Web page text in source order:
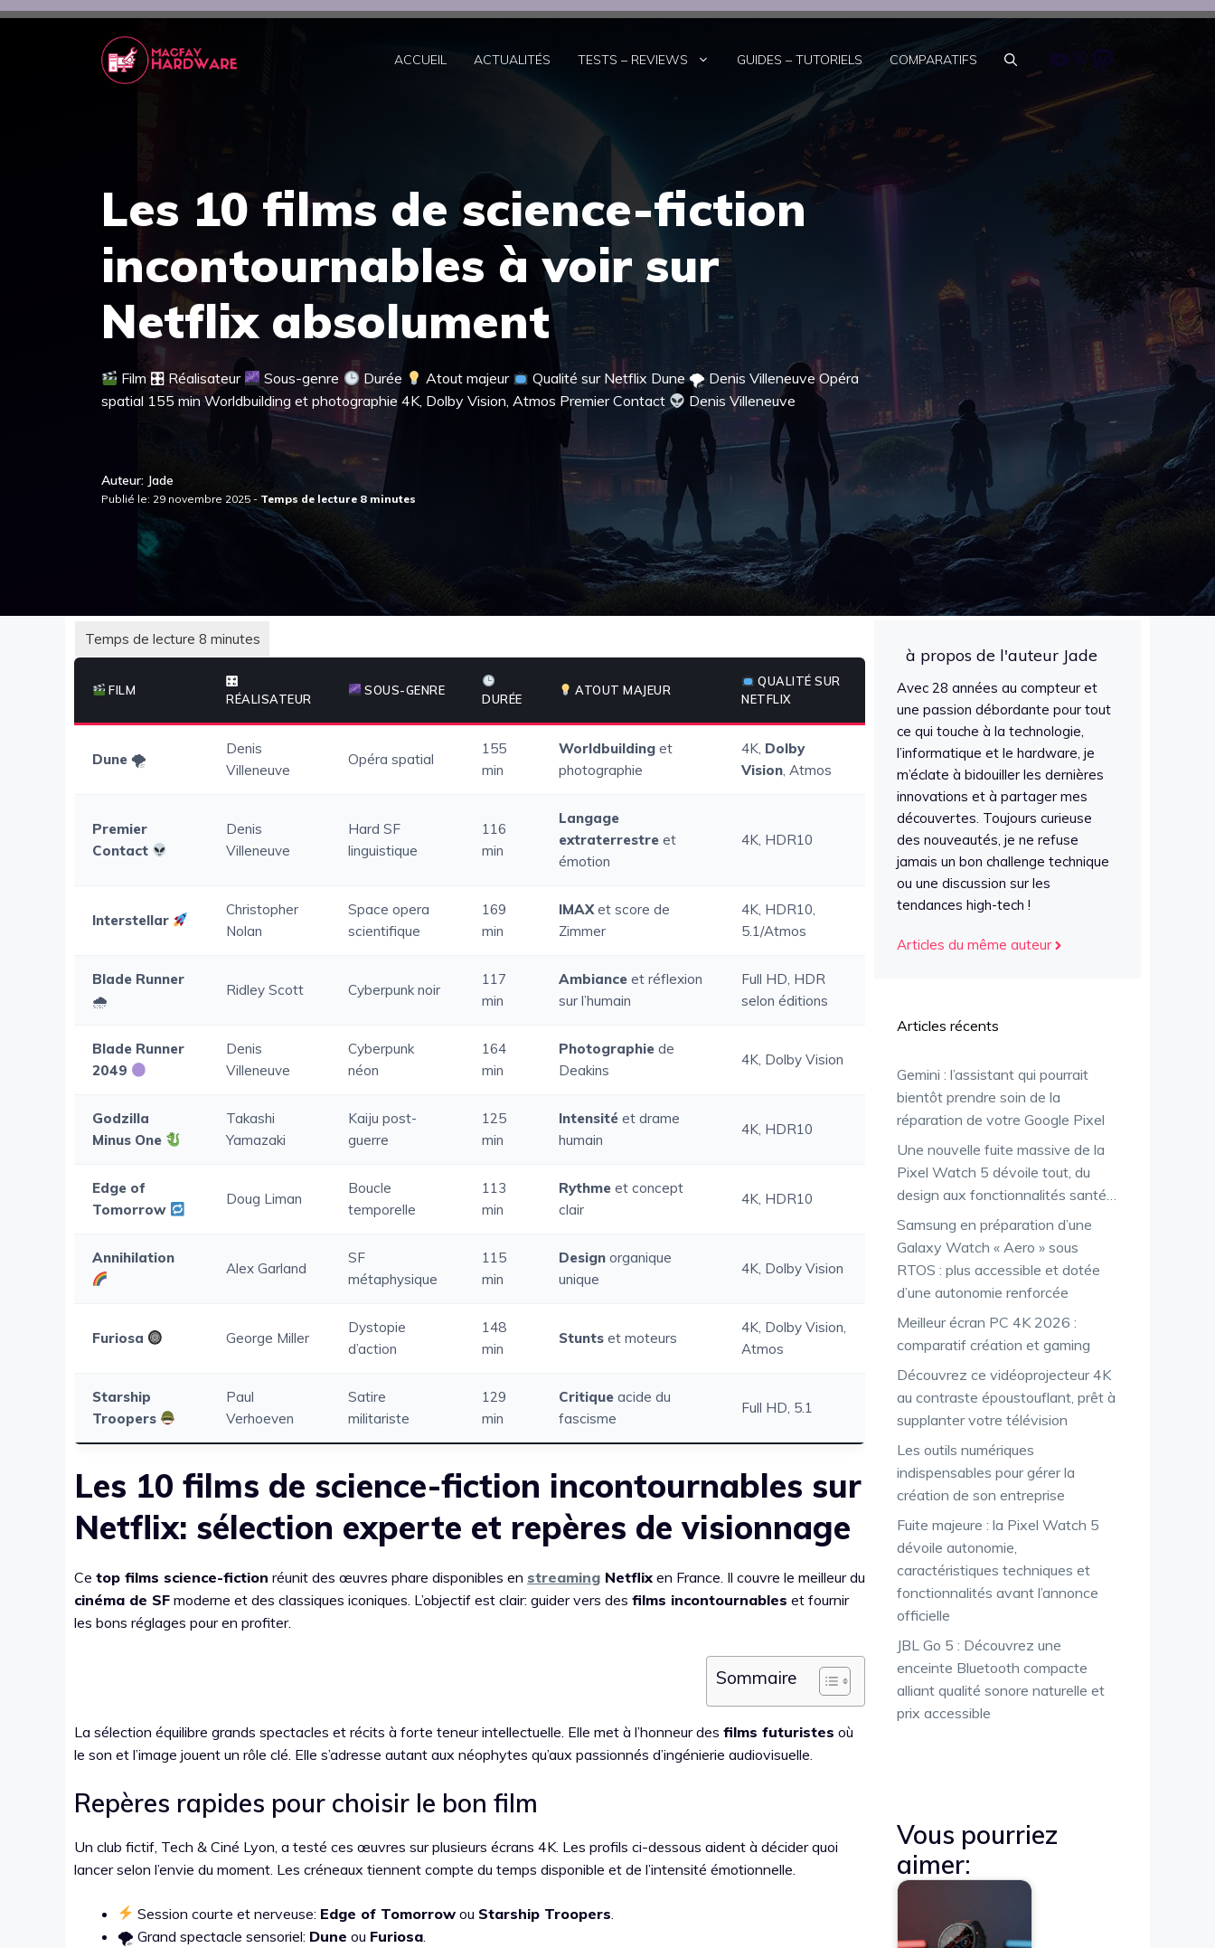
Aller
ACCUEIL ACTUALITÉS TESTS – REVIEWS GUIDES – TUTORIELS COMPARATIFS Youtube
Pinterest
Mastodon
Les 10 films de science-fiction
incontournables à voir sur
Netflix absolument
Film 🎛 Réalisateur Sous-genre Durée Atout majeur
Qualité sur Netflix Dune 🌪 Denis Villeneuve Opéra
spatial 155 min Worldbuilding et photographie 4K, Dolby Vision, Atmos Premier Contact
Denis Villeneuve
Auteur: Jade
Publié le: 29 novembre 2025 -
FILM
🎛
RÉALISATEUR
SOUS-GENRE
DURÉE
ATOUT MAJEUR
QUALITÉ SUR
NETFLIX
Dune 🌪
Denis
Villeneuve
Opéra spatial
155
min
Worldbuilding et
photographie
4K, Dolby
Vision, Atmos
Premier
Contact
Denis
Villeneuve
Hard SF
linguistique
116
min
Langage
extraterrestre et
émotion
4K, HDR10
Interstellar
Christopher
Nolan
Space opera
scientifique
169
min
IMAXet score de
Zimmer
4K, HDR10,
5.1/Atmos
Blade Runner
🌧
Ridley Scott Cyberpunk noir
117
min
Ambiance et réflexion
sur l’humain
Full HD, HDR
selon éditions
Blade Runner
2049
Denis
Villeneuve
Cyberpunk
néon
164
min
Photographie de
Deakins
4K, Dolby Vision
Godzilla
Minus One
Takashi
Yamazaki
Kaiju post-
guerre
125
min
Intensité et drame
humain
4K, HDR10
Edge of
Tomorrow
Doug Liman
Boucle
temporelle
113
min
Rythme et concept
clair
4K, HDR10
Annihilation
Alex Garland
SF
métaphysique
115
min
Design organique
unique
4K, Dolby Vision
Furiosa George Miller
Dystopie
d’action
148
min
Stunts et moteurs
4K, Dolby Vision,
Atmos
Starship
Troopers
Paul
Verhoeven
Satire
militariste
129
min
Critique acide du
fascisme
Full HD, 5.1
Les 10 films de science-fiction incontournables sur
Netflix: sélection experte et repères de visionnage
Ce top films science-fiction réunit des œuvres phare disponibles en streaming Netflix en France. Il couvre le meilleur du
cinéma de SF moderne et des classiques iconiques. L’objectif est clair: guider vers des films incontournables et fournir
les bons réglages pour en profiter.
Sommaire
La sélection équilibre grands spectacles et récits à forte teneur intellectuelle. Elle met à l’honneur des films futuristes où
le son et l’image jouent un rôle clé. Elle s’adresse autant aux néophytes qu’aux passionnés d’ingénierie audiovisuelle.
Repères rapides pour choisir le bon film
Un club fictif, Tech & Ciné Lyon, a testé ces œuvres sur plusieurs écrans 4K. Les profils ci-dessous aident à décider quoi
lancer selon l’envie du moment. Les créneaux tiennent compte du temps disponible et de l’intensité émotionnelle.
Session courte et nerveuse: Edge of Tomorrow ou Starship Troopers
🌪 Grand spectacle sensoriel: Dune ou Furiosa
à propos de l'auteur Jade
Avec 28 années au compteur et
une passion débordante pour tout
ce qui touche à la technologie,
l’informatique et le hardware, je
m’éclate à bidouiller les dernières
innovations et à partager mes
découvertes. Toujours curieuse
des nouveautés, je ne refuse
jamais un bon challenge technique
ou une discussion sur les
tendances high-tech !
Articles du même auteur
Articles récents
Gemini : l’assistant qui pourrait
bientôt prendre soin de la
réparation de votre Google Pixel
Une nouvelle fuite massive de la
Pixel Watch 5 dévoile tout, du
design aux fonctionnalités santé…
Samsung en préparation d’une
Galaxy Watch « Aero » sous
RTOS : plus accessible et dotée
d’une autonomie renforcée
Meilleur écran PC 4K 2026 :
comparatif création et gaming
Découvrez ce vidéoprojecteur 4K
au contraste époustouflant, prêt à
supplanter votre télévision
Les outils numériques
indispensables pour gérer la
création de son entreprise
Fuite majeure : la Pixel Watch 5
dévoile autonomie,
caractéristiques techniques et
fonctionnalités avant l’annonce
officielle
JBL Go 5 : Découvrez une
enceinte Bluetooth compacte
alliant qualité sonore naturelle et
prix accessible
Vous pourriez
aimer: